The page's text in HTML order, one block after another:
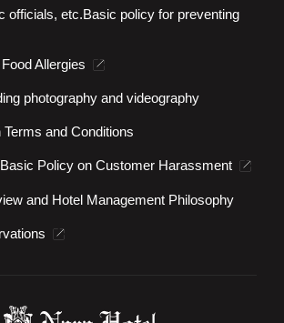
officials, etc.Basic policy for preventing
Allergies
photography and videography
and Conditions
Policy on Customer Harassment
and Hotel Management Philosophy